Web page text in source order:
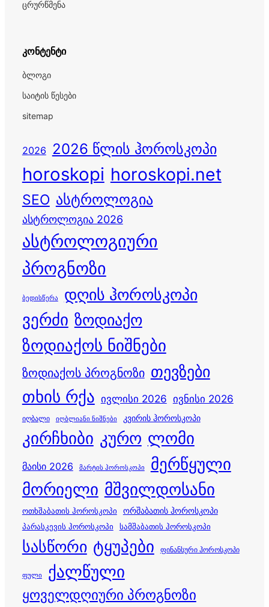
ცრურწმენა
კონტენტი
ბლოგი
საიტის წესები
sitemap
2026 2026 წლის ჰოროსკოპი
horoskopi horoskopi.net
SEO ასტროლოგია
ასტროლოგია 2026
ასტროლოგიური
პროგნოზი
ბედისწერა დღის ჰოროსკოპი
ვერძი ზოდიაქო
ზოდიაქოს ნიშნები
ზოდიაქოს პროგნოზი თევზები
თხის რქა ივლისი 2026 ივნისი 2026
იღბალი იღბლიანი ნიშნები კვირის ჰოროსკოპი
კირჩხიბი კურო ლომი
მაისი 2026 მარტის ჰოროსკოპი მერწყული
მორიელი მშვილდოსანი
ოთხშაბათის ჰოროსკოპი
ორშაბათის ჰოროსკოპი
პარასკევის ჰოროსკოპი
სამშაბათის ჰოროსკოპი
სასწორი ტყუპები ფინანსური ჰოროსკოპი
ფული ქალწული
ყოველდღიური პროგნოზი